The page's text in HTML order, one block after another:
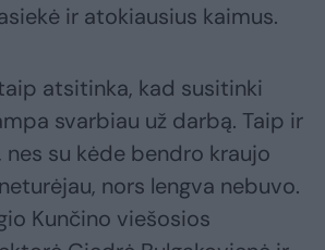
ir atokiausius kaimus.
atsitinka, kad susitinki
svarbiau už darbą. Taip ir
nes su kėde bendro kraujo
nors lengva nebuvo.
Kunčino viešosios